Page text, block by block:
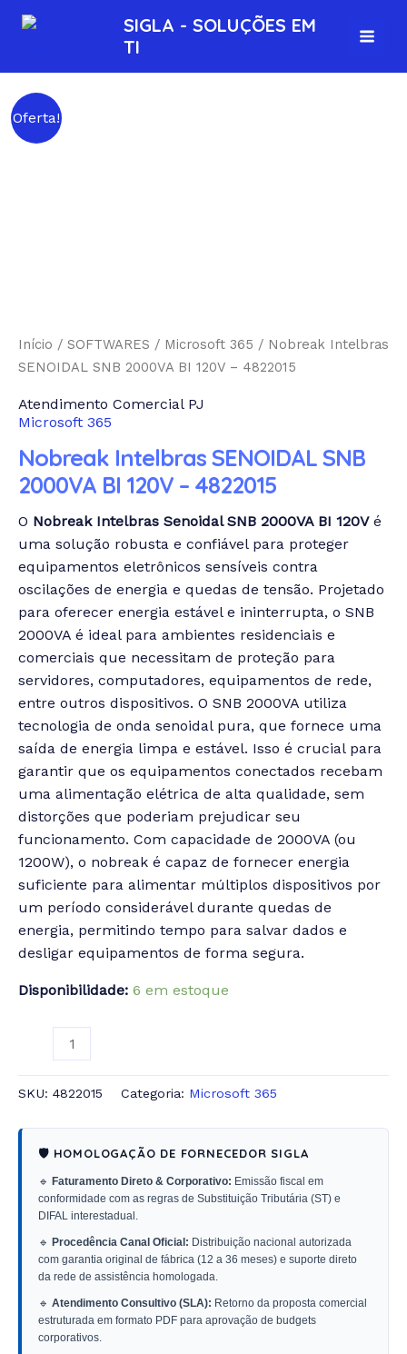
para
conteúdo
SIGLA - SOLUÇÕES EM
TI
Oferta!
Início / SOFTWARES / Microsoft 365 / Nobreak Intelbras
SENOIDAL SNB 2000VA BI 120V – 4822015
Atendimento Comercial PJ
Microsoft 365
Nobreak Intelbras SENOIDAL SNB
2000VA BI 120V – 4822015
O Nobreak Intelbras Senoidal SNB 2000VA BI 120Vé
uma solução robusta e confiável para proteger
equipamentos eletrônicos sensíveis contra
oscilações de energia e quedas de tensão. Projetado
para oferecer energia estável e ininterrupta, o SNB
2000VA é ideal para ambientes residenciais e
comerciais que necessitam de proteção para
servidores, computadores, equipamentos de rede,
entre outros dispositivos. O SNB 2000VA utiliza
tecnologia de onda senoidal pura, que fornece uma
saída de energia limpa e estável. Isso é crucial para
garantir que os equipamentos conectados recebam
uma alimentação elétrica de alta qualidade, sem
distorções que poderiam prejudicar seu
funcionamento. Com capacidade de 2000VA (ou
1200W), o nobreak é capaz de fornecer energia
suficiente para alimentar múltiplos dispositivos por
um período considerável durante quedas de
energia, permitindo tempo para salvar dados e
desligar equipamentos de forma segura.
Disponibilidade: 6 em estoque
Nobreak
Intelbras
SKU: 4822015 Categoria: Microsoft 365
🛡️ HOMOLOGAÇÃO DE FORNECEDOR SIGLA
🔹 Faturamento Direto & Corporativo: Emissão fiscal em
conformidade com as regras de Substituição Tributária (ST) e
DIFAL interestadual.
🔹 Procedência Canal Oficial: Distribuição nacional autorizada
com garantia original de fábrica (12 a 36 meses) e suporte direto
da rede de assistência homologada.
🔹 Atendimento Consultivo (SLA): Retorno da proposta comercial
estruturada em formato PDF para aprovação de budgets
corporativos.